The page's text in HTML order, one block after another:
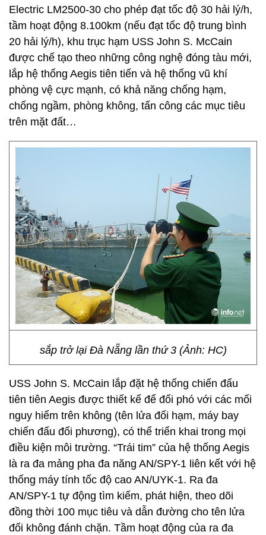
Electric LM2500-30 cho phép đạt tốc độ 30 hải lý/h,
tầm hoạt động 8.100km (nếu đạt tốc độ trung bình
20 hải lý/h), khu trục hạm USS John S. McCain
được chế tạo theo những công nghệ đóng tàu mới,
lắp hệ thống Aegis tiên tiến và hệ thống vũ khí
phòng vệ cực mạnh, có khả năng chống hạm,
chống ngầm, phòng không, tấn công các mục tiêu
trên mặt đất…
sắp trở lại Đà Nẵng lần thứ 3 (Ảnh: HC)
USS John S. McCain lắp đặt hệ thống chiến đấu
tiên tiên Aegis được thiết kế để đối phó với các mối
nguy hiểm trên không (tên lửa đối hạm, máy bay
chiến đấu đối phương), có thể triển khai trong mọi
điều kiện môi trường. “Trái tim” của hệ thống Aegis
là ra đa mảng pha đa năng AN/SPY-1 liên kết với hệ
thống máy tính tốc độ cao AN/UYK-1. Ra đa
AN/SPY-1 tự động tìm kiếm, phát hiện, theo dõi
đồng thời 100 mục tiêu và dẫn đường cho tên lửa
đối không đánh chặn. Tầm hoạt động của ra đa